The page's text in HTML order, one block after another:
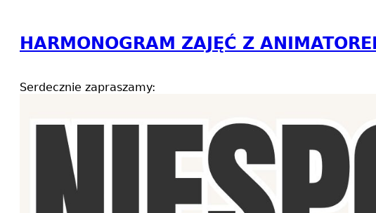
HARMONOGRAM ZAJĘĆ Z
Serdecznie zapraszamy: